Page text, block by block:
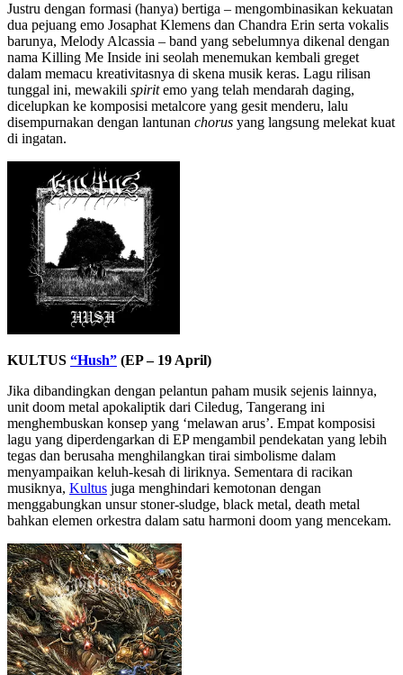
Justru dengan formasi (hanya) bertiga – mengombinasikan kekuatan
dua pejuang emo Josaphat Klemens dan Chandra Erin serta vokalis
barunya, Melody Alcassia – band yang sebelumnya dikenal dengan
nama Killing Me Inside ini seolah menemukan kembali greget
dalam memacu kreativitasnya di skena musik keras. Lagu rilisan
tunggal ini, mewakili spiritemo yang telah mendarah daging,
dicelupkan ke komposisi metalcore yang gesit menderu, lalu
disempurnakan dengan lantunan chorus yang langsung melekat kuat
di ingatan.
KULTUS “Hush” (EP – 19 April)
Jika dibandingkan dengan pelantun paham musik sejenis lainnya,
unit doom metal apokaliptik dari Ciledug, Tangerang ini
menghembuskan konsep yang ‘melawan arus’. Empat komposisi
lagu yang diperdengarkan di EP mengambil pendekatan yang lebih
tegas dan berusaha menghilangkan tirai simbolisme dalam
menyampaikan keluh-kesah di liriknya. Sementara di racikan
musiknya, Kultus juga menghindari kemotonan dengan
menggabungkan unsur stoner-sludge, black metal, death metal
bahkan elemen orkestra dalam satu harmoni doom yang mencekam.